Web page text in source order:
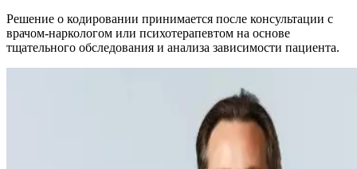
Решение о кодировании принимается после консультации с
врачом-наркологом или психотерапевтом на основе
тщательного обследования и анализа зависимости пациента.